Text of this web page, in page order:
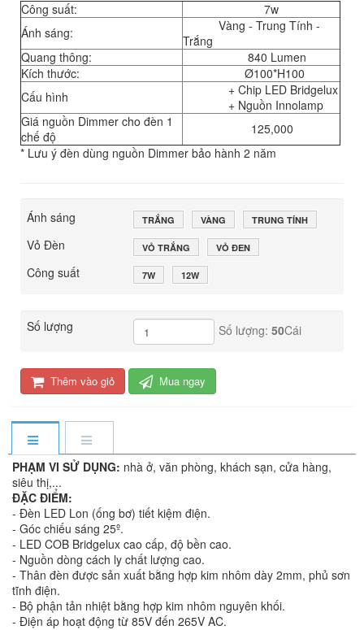
Công suất:
7w
Ánh sáng:
Vàng - Trung Tính -
Trắng
Quang thông:
840 Lumen
Kích thước:
Ø100*H100
Cấu hình
+ Chip LED Bridgelux
+ Nguồn Innolamp
Giá nguồn Dimmer cho đèn 1
chế độ
125,000
* Lưu ý đèn dùng nguồn Dimmer bảo hành 2 năm
Ánh sáng TRẮNG VÀNG TRUNG TÍNH
Vỏ Đèn VỎ TRẮNG VỎ ĐEN
Công suất 7W 12W
Số lượng Số lượng: 50Cái
Thêm vào giỏ Mua ngay
PHẠM VI SỬ DỤNG: nhà ở, văn phòng, khách sạn, cửa hàng,
siêu thị,...
ĐẶC ĐIỂM:
- Đèn LED Lon (ống bơ) tiết kiệm điện.
- Góc chiếu sáng 25º.
- LED COB Bridgelux cao cấp, độ bền cao.
- Nguồn dòng cách ly chất lượng cao.
- Thân đèn được sản xuất bằng hợp kim nhôm dày 2mm, phủ sơn
tĩnh điện.
- Bộ phận tản nhiệt bằng hợp kim nhôm nguyên khối.
- Điện áp hoạt động từ 85V đến 265V AC.